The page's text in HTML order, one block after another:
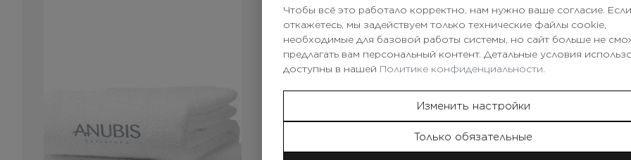
Чтобы всё это работало корректно, нам нужно ваше согласие.
откажетесь, мы задействуем только технические файлы cookie,
необходимые для базовой работы системы, но сайт больше не
предлагать вам персональный контент. Детальные условия
доступны в нашей Политике конфиденциальности.
Изменить настройки
Только обязательные